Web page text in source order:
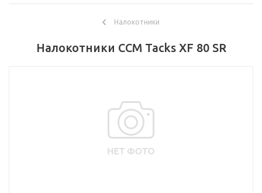
Налокотники
Налокотники CCM Tacks XF 80 SR